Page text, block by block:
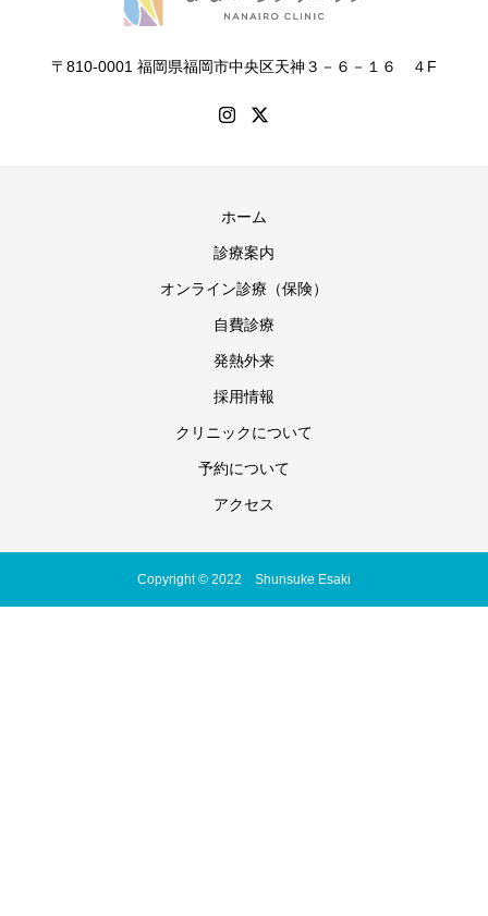
〒810-0001 福岡県福岡市中央区天神３－６－１６ ４F
ホーム
診療案内
オンライン診療（保険）
自費診療
発熱外来
採用情報
クリニックについて
予約について
アクセス
Copyright © 2022 Shunsuke Esaki